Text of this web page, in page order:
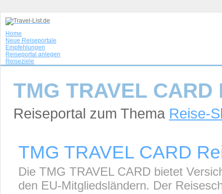
Home
Neue Reiseportale
Empfehlungen
Reiseportal anlegen
Reiseziele
TMG TRAVEL
Reiseportal zum Thema Reise-
TMG TRAVEL CARD
Die TMG TRAVEL CARD bietet
den EU-Mitgliedsländern. Der